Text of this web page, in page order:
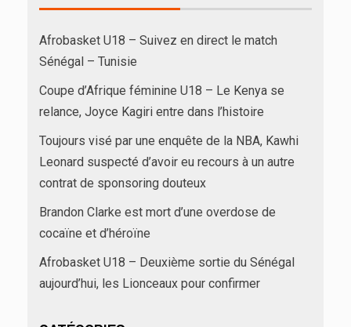
Afrobasket U18 – Suivez en direct le match
Sénégal – Tunisie
Coupe d’Afrique féminine U18 – Le Kenya se
relance, Joyce Kagiri entre dans l’histoire
Toujours visé par une enquête de la NBA, Kawhi
Leonard suspecté d’avoir eu recours à un autre
contrat de sponsoring douteux
Brandon Clarke est mort d’une overdose de
cocaïne et d’héroïne
Afrobasket U18 – Deuxième sortie du Sénégal
aujourd’hui, les Lionceaux pour confirmer